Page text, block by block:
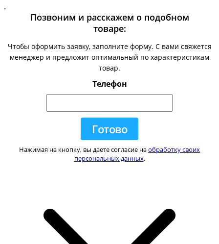
.
Позвоним и расскажем о подобном
товаре:
Чтобы оформить заявку, заполните форму. С вами свяжется
менеджер и предложит оптимальный по характеристикам
товар.
Телефон
Нажимая на кнопку, вы даете согласие наобработку своих
персональных данных.